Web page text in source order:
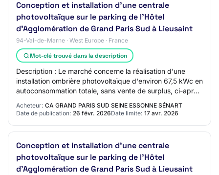
Conception et installation d'une centrale
photovoltaïque sur le parking de l'Hôtel
d'Agglomération de Grand Paris Sud à Lieusaint
94-Val-de-Marne · West Europe · France
Mot-clé trouvé dans la description
Description : Le marché concerne la réalisation d'une
installation ombrière photovoltaïque d'environ 67,5 kWc en
autoconsommation totale, sans vente de surplus, ci-après
Acheteur: CA GRAND PARIS SUD SEINE ESSONNE SÉNART
Date de publication: 26 févr. 2026Date limite: 17 avr. 2026
Conception et installation d'une centrale
photovoltaïque sur le parking de l'Hôtel
d'Agglomération de Grand Paris Sud à Lieusaint